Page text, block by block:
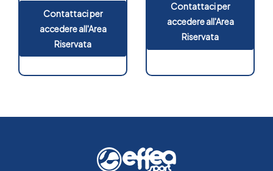
Contattaci per
accedere all'Area
Riservata
Contattaci per
accedere all'Area
Riservata